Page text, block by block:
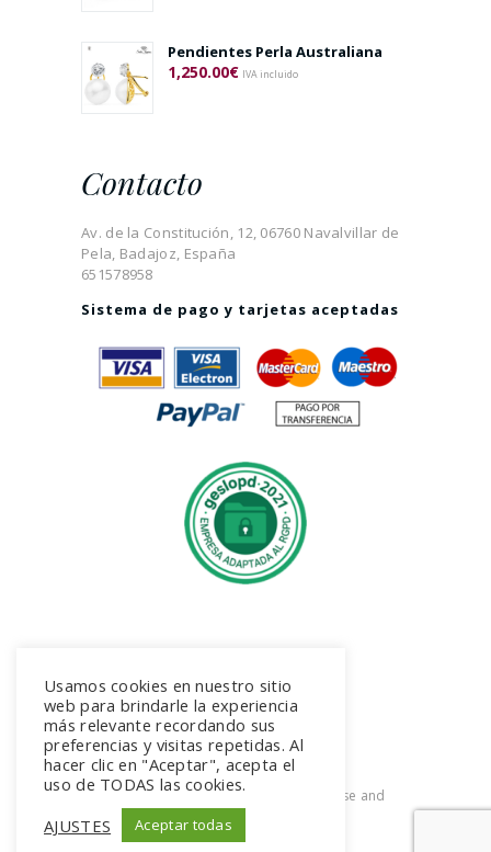
Pendientes Perla Australiana
1,250.00€ IVA incluido
Contacto
Av. de la Constitución, 12, 06760 Navalvillar de
Pela, Badajoz, España
651578958
Sistema de pago y tarjetas aceptadas
@suita.joyeros
2026. All rights reserved. Terms of use and
Privacy Policy
Usamos cookies en nuestro sitio
web para brindarle la experiencia
más relevante recordando sus
preferencias y visitas repetidas. Al
hacer clic en "Aceptar", acepta el
uso de TODAS las cookies.
AJUSTES
Aceptar todas